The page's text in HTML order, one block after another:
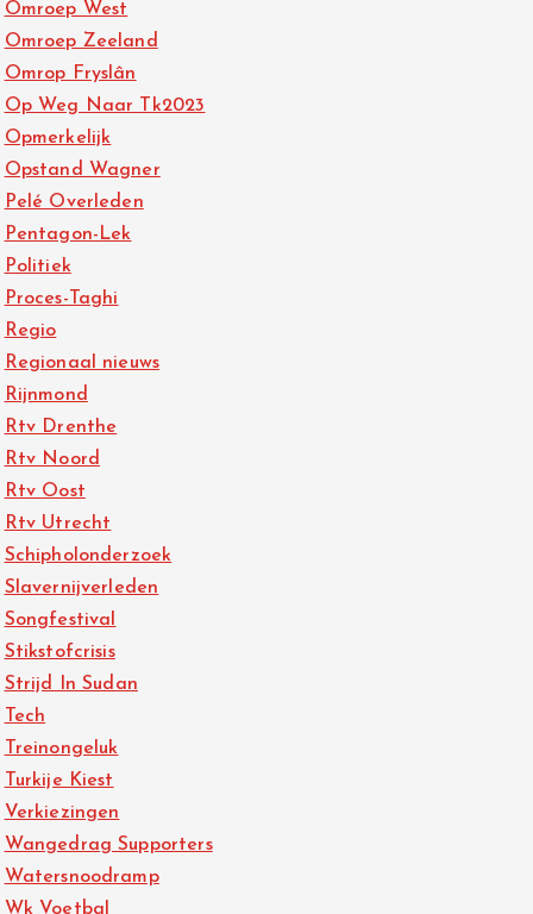
Omroep West
Omroep Zeeland
Omrop Fryslân
Op Weg Naar Tk2023
Opmerkelijk
Opstand Wagner
Pelé Overleden
Pentagon-Lek
Politiek
Proces-Taghi
Regio
Regionaal nieuws
Rijnmond
Rtv Drenthe
Rtv Noord
Rtv Oost
Rtv Utrecht
Schipholonderzoek
Slavernijverleden
Songfestival
Stikstofcrisis
Strijd In Sudan
Tech
Treinongeluk
Turkije Kiest
Verkiezingen
Wangedrag Supporters
Watersnoodramp
Wk Voetbal